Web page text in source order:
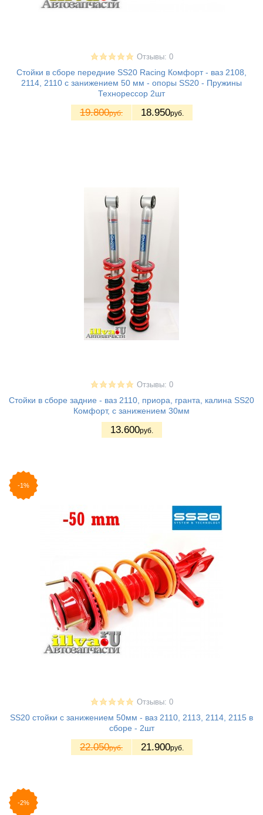
Отзывы: 0
Стойки в сборе передние SS20 Racing Комфорт - ваз 2108,
2114, 2110 с занижением 50 мм - опоры SS20 - Пружины
Технорессор 2шт
19.800руб. 18.950руб.
Отзывы: 0
Стойки в сборе задние - ваз 2110, приора, гранта, калина SS20
Комфорт, с занижением 30мм
13.600руб.
-1%
Отзывы: 0
SS20 стойки с занижением 50мм - ваз 2110, 2113, 2114, 2115 в
сборе - 2шт
22.050руб. 21.900руб.
-2%